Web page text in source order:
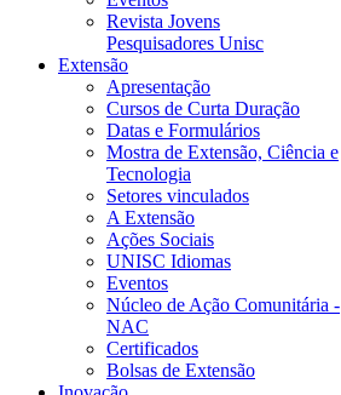
Revista Jovens
Pesquisadores Unisc
Extensão
Apresentação
Cursos de Curta Duração
Datas e Formulários
Mostra de Extensão, Ciência e
Tecnologia
Setores vinculados
A Extensão
Ações Sociais
UNISC Idiomas
Eventos
Núcleo de Ação Comunitária -
NAC
Certificados
Bolsas de Extensão